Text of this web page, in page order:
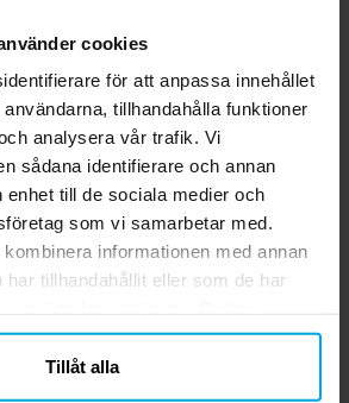
cookies
för att anpassa innehållet
tillhandahålla funktioner
analysera vår trafik. Vi
sådana identifierare och annan
enhet till de sociala medier och
som vi samarbetar med.
informationen med annan
har tillhandahållit eller som de har
samtycke.
Tillåt alla